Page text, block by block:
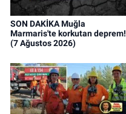
SON DAKİKA Muğla
Marmaris'te korkutan deprem!
(7 Ağustos 2026)